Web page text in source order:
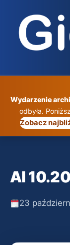
treści
Wydarzenie
odbyła.
Zobacz
AI
23